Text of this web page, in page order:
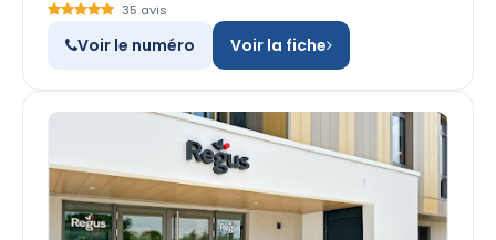
35 avis
Voir le numéro Voir la fiche